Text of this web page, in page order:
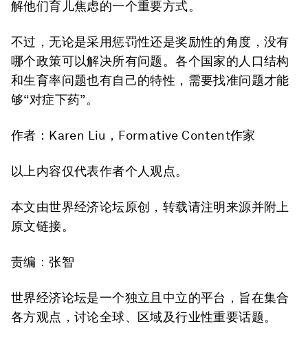
解他们育儿焦虑的一个重要方式。
不过，无论是采用惩罚性还是奖励性的角度，没有
哪个政策可以解决所有问题。各个国家的人口结构
和生育率问题也有自己的特性，需要找准问题才能
够“对症下药”。
作者：Karen Liu，Formative Content作家
以上内容仅代表作者个人观点。
本文由世界经济论坛原创，转载请注明来源并附上
原文链接。
责编：张智
世界经济论坛是一个独立且中立的平台，旨在集合
各方观点，讨论全球、区域及行业性重要话题。